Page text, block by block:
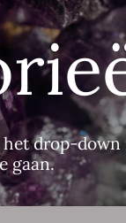
het drop-down
gaan.